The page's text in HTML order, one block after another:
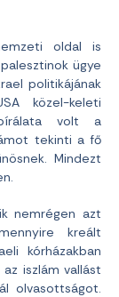
oldal is
ügye
politikájának
közel-keleti
bírálata volt a
tekinti a fő
Mindezt
nemrégen azt
kreált
kórházakban
iszlám vallást
olvasottságot.